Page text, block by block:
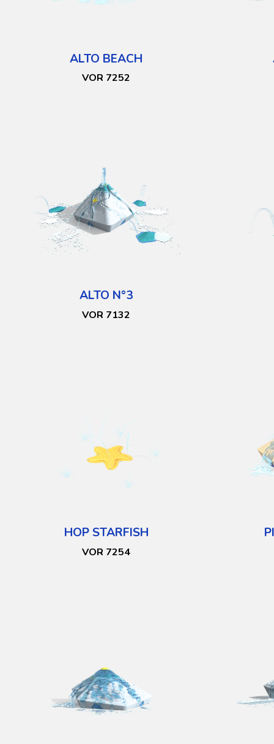
ALTO BEACH
VOR 7252
ALTO N°3
VOR 7132
HOP STARFISH
VOR 7254